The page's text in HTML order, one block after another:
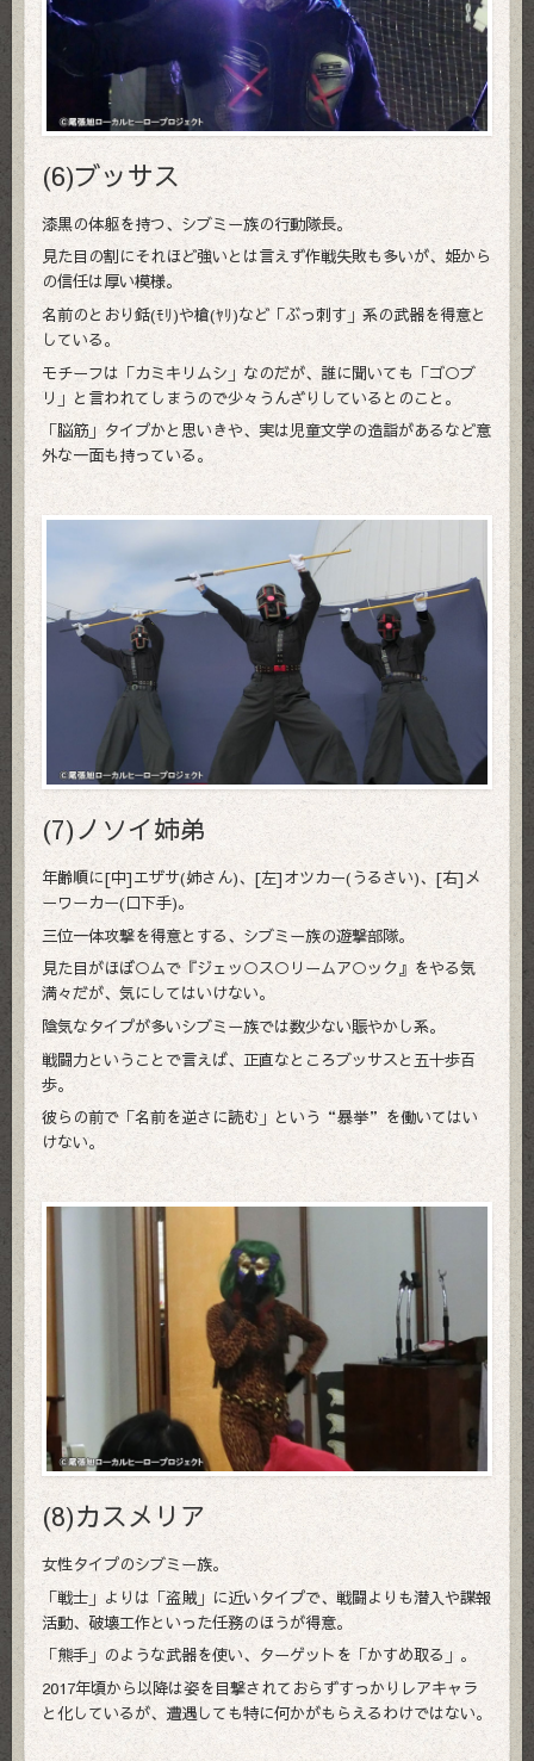
(6)ブッサス
漆黒の体躯を持つ、シブミー族の行動隊長。
見た目の割にそれほど強いとは言えず作戦失敗も多いが、姫から
の信任は厚い模様。
名前のとおり銛(ﾓﾘ)や槍(ﾔﾘ)など「ぶっ刺す」系の武器を得意と
している。
モチーフは「カミキリムシ」なのだが、誰に聞いても「ゴ○ブ
リ」と言われてしまうので少々うんざりしているとのこと。
「脳筋」タイプかと思いきや、実は児童文学の造詣があるなど意
外な一面も持っている。
(7)ノソイ姉弟
年齢順に[中]エザサ(姉さん)、[左]オツカー(うるさい)、[右]メ
ーワーカー(口下手)。
三位一体攻撃を得意とする、シブミー族の遊撃部隊。
見た目がほぼ○ムで『ジェッ○ス○リームア○ック』をやる気
満々だが、気にしてはいけない。
陰気なタイプが多いシブミー族では数少ない賑やかし系。
戦闘力ということで言えば、正直なところブッサスと五十歩百
歩。
彼らの前で「名前を逆さに読む」という“暴挙”を働いてはい
けない。
(8)カスメリア
女性タイプのシブミー族。
「戦士」よりは「盗賊」に近いタイプで、戦闘よりも潜入や諜報
活動、破壊工作といった任務のほうが得意。
「熊手」のような武器を使い、ターゲットを「かすめ取る」。
2017年頃から以降は姿を目撃されておらずすっかりレアキャラ
と化しているが、遭遇しても特に何かがもらえるわけではない。